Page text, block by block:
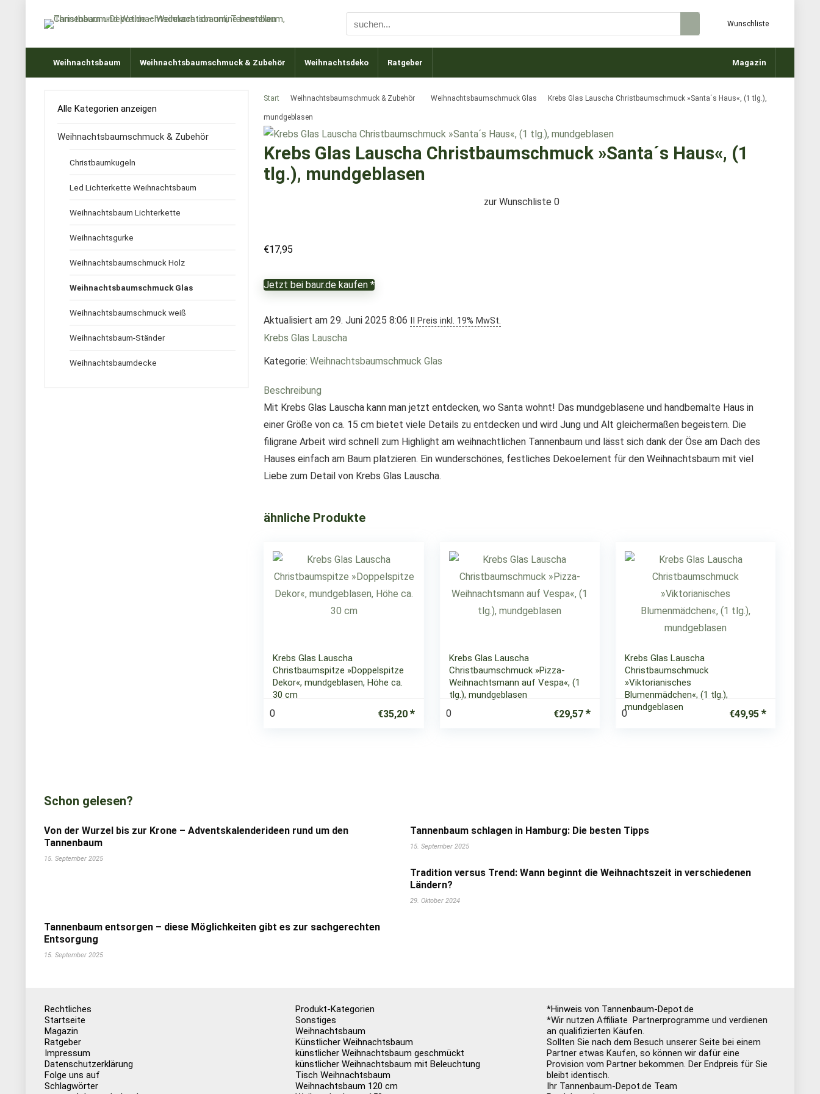
Wunschliste
Weihnachtsbaum Weihnachtsbaumschmuck & Zubehör Weihnachtsdeko Ratgeber Magazin
Start Weihnachtsbaumschmuck & Zubehör Weihnachtsbaumschmuck Glas Krebs Glas Lauscha Christbaumschmuck »Santa´s Haus«, (1 tlg.),
mundgeblasen
Krebs Glas Lauscha Christbaumschmuck »Santa´s Haus«, (1
tlg.), mundgeblasen
zur Wunschliste 0
€17,95
Jetzt bei baur.de kaufen *
Aktualisiert am 29. Juni 2025 8:06 II Preis inkl. 19% MwSt.
Krebs Glas Lauscha
Kategorie: Weihnachtsbaumschmuck Glas
Beschreibung
Mit Krebs Glas Lauscha kann man jetzt entdecken, wo Santa wohnt! Das mundgeblasene und handbemalte Haus in
einer Größe von ca. 15 cm bietet viele Details zu entdecken und wird Jung und Alt gleichermaßen begeistern. Die
filigrane Arbeit wird schnell zum Highlight am weihnachtlichen Tannenbaum und lässt sich dank der Öse am Dach des
Hauses einfach am Baum platzieren. Ein wunderschönes, festliches Dekoelement für den Weihnachtsbaum mit viel
Liebe zum Detail von Krebs Glas Lauscha.
ähnliche Produkte
Krebs Glas Lauscha
Christbaumspitze »Doppelspitze
Dekor«, mundgeblasen, Höhe ca.
30 cm
0 €35,20
Krebs Glas Lauscha
Christbaumschmuck »Pizza-
Weihnachtsmann auf Vespa«, (1
tlg.), mundgeblasen
0 €29,57
Krebs Glas Lauscha
Christbaumschmuck
»Viktorianisches
Blumenmädchen«, (1 tlg.),
mundgeblasen
0 €49,95
Alle Kategorien anzeigen
Weihnachtsbaumschmuck & Zubehör
Christbaumkugeln
Led Lichterkette Weihnachtsbaum
Weihnachtsbaum Lichterkette
Weihnachtsgurke
Weihnachtsbaumschmuck Holz
Weihnachtsbaumschmuck Glas
Weihnachtsbaumschmuck weiß
Weihnachtsbaum-Ständer
Weihnachtsbaumdecke
Schon gelesen?
Von der Wurzel bis zur Krone – Adventskalenderideen rund um den
Tannenbaum
15. September 2025
Tannenbaum schlagen in Hamburg: Die besten Tipps
15. September 2025
Tradition versus Trend: Wann beginnt die Weihnachtszeit in verschiedenen
Ländern?
29. Oktober 2024
Tannenbaum entsorgen – diese Möglichkeiten gibt es zur sachgerechten
Entsorgung
15. September 2025
Rechtliches
Startseite
Magazin
Ratgeber
Impressum
Datenschutzerklärung
Folge uns auf
Schlagwörter
Produkt-Kategorien
Sonstiges
Weihnachtsbaum
Künstlicher Weihnachtsbaum
künstlicher Weihnachtsbaum geschmückt
künstlicher Weihnachtsbaum mit Beleuchtung
Tisch Weihnachtsbaum
Weihnachtsbaum 120 cm
*Hinweis von Tannenbaum-Depot.de
*Wir nutzen Affiliate Partnerprogramme und verdienen
an qualifizierten Käufen.
Sollten Sie nach dem Besuch unserer Seite bei einem
Partner etwas Kaufen, so können wir dafür eine
Provision vom Partner bekommen. Der Endpreis für Sie
bleibt identisch.
Ihr Tannenbaum-Depot.de Team